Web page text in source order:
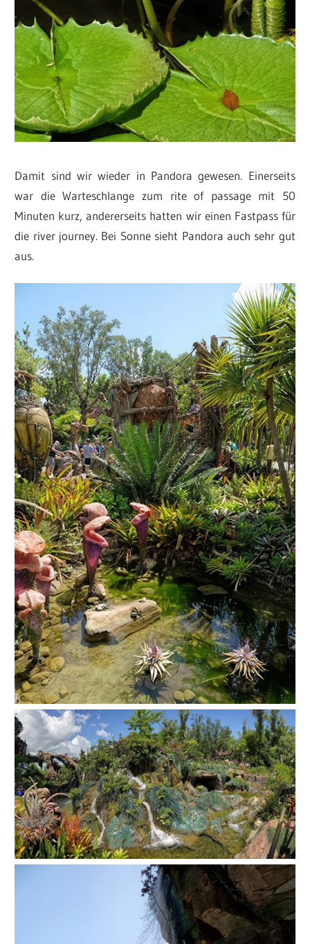
Damit sind wir wieder in Pandora gewesen. Einerseits
war die Warteschlange zum rite of passage mit 50
Minuten kurz, andererseits hatten wir einen Fastpass für
die river journey. Bei Sonne sieht Pandora auch sehr gut
aus.